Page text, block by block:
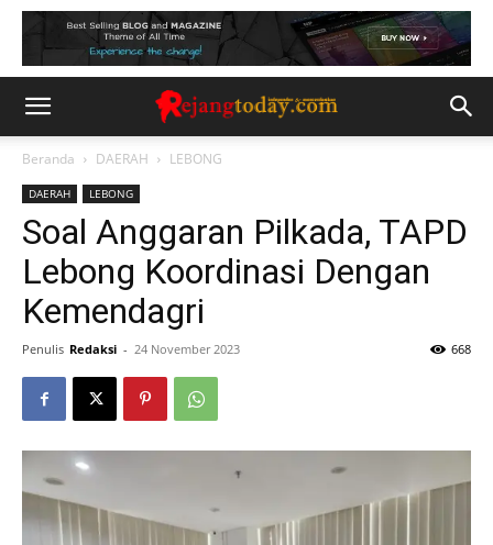
Beranda DAERAH LEBONG
DAERAH LEBONG
Soal Anggaran Pilkada, TAPD
Lebong Koordinasi Dengan
Kemendagri
Penulis Redaksi - 24 November 2023 668